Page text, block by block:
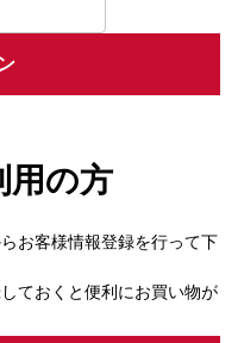
用の方
お客様情報登録を行って下
ておくと便利にお買い物が